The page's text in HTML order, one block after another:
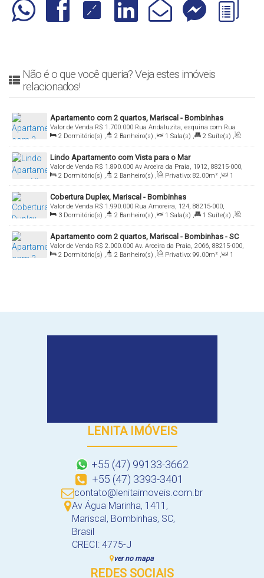
Não é o que você queria? Veja estes imóveis
relacionados!
Apartamento com 2 quartos, Mariscal - Bombinhas
R$ 1.700.000
Valor de Venda
Rua Andaluzita, esquina com Rua
Aragonita, Mariscal, Bombinhas, Santa Catarina, Brasil
2 Dormitório(s) , 2 Banheiro(s) , 1 Sala(s) , 2 Suíte(s) ,
Total: 92.00m² , 3 Vaga(s)
Lindo Apartamento com Vista para o Mar
R$ 1.890.000
Valor de Venda
Av Aroeira da Praia, 1912, 88215-000,
Mariscal, Bombinhas, Santa Catarina, Brasil
2 Dormitório(s) , 2 Banheiro(s) , Privativo: 82.00m² ,
1
Sala(s) , 1 Suíte(s) , 2 Vaga(s) , 30mDistância do Mar
Cobertura Duplex, Mariscal - Bombinhas
R$ 1.990.000
Valor de Venda
Rua Amoreira, 124, 88215-000,
Mariscal, Bombinhas, Santa Catarina, Brasil
3 Dormitório(s) , 2 Banheiro(s) , 1 Sala(s) , 1 Suíte(s) ,
Total: 254.00m² , 2 Vaga(s) , 100mDistância do Mar
Apartamento com 2 quartos, Mariscal - Bombinhas - SC
R$ 2.000.000
Valor de Venda
Av. Aroeira da Praia, 2066, 88215-000,
Mariscal, Bombinhas, Santa Catarina, Brasil
2 Dormitório(s) , 2 Banheiro(s) , Privativo: 99.00m² ,
1
LENITA IMÓVEIS
+55 (47) 99133-3662
+55 (47) 3393-3401
contato@lenitaimoveis.com.br
Av Água Marinha, 1411 ,
Mariscal , Bombinhas, SC,
Brasil
CRECI: 4775-J
ver no mapa
REDES SOCIAIS